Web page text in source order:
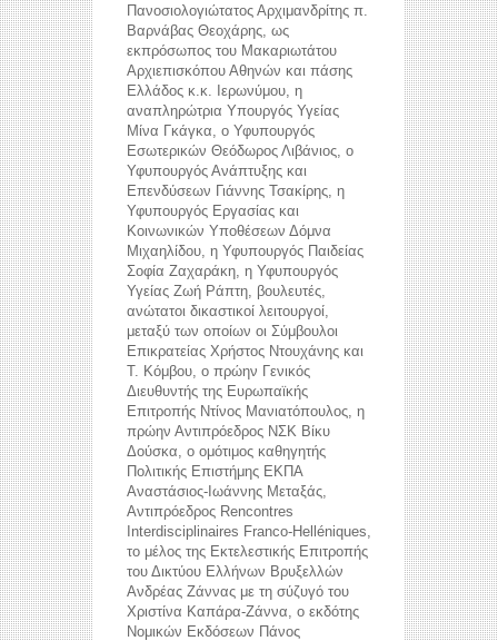
Πανοσιολογιώτατος Αρχιμανδρίτης π.
Βαρνάβας Θεοχάρης, ως
εκπρόσωπος του Μακαριωτάτου
Αρχιεπισκόπου Αθηνών και πάσης
Ελλάδος κ.κ. Ιερωνύμου, η
αναπληρώτρια Υπουργός Υγείας
Μίνα Γκάγκα, ο Υφυπουργός
Εσωτερικών Θεόδωρος Λιβάνιος, ο
Υφυπουργός Ανάπτυξης και
Επενδύσεων Γιάννης Τσακίρης, η
Υφυπουργός Εργασίας και
Κοινωνικών Υποθέσεων Δόμνα
Μιχαηλίδου, η Υφυπουργός Παιδείας
Σοφία Ζαχαράκη, η Υφυπουργός
Υγείας Ζωή Ράπτη, βουλευτές,
ανώτατοι δικαστικοί λειτουργοί,
μεταξύ των οποίων οι Σύμβουλοι
Επικρατείας Χρήστος Ντουχάνης και
Τ. Κόμβου, ο πρώην Γενικός
Διευθυντής της Ευρωπαϊκής
Επιτροπής Ντίνος Μανιατόπουλος, η
πρώην Αντιπρόεδρος ΝΣΚ Βίκυ
Δούσκα, ο ομότιμος καθηγητής
Πολιτικής Επιστήμης ΕΚΠΑ
Αναστάσιος-Ιωάννης Μεταξάς,
Αντιπρόεδρος Rencontres
Interdisciplinaires Franco-Helléniques,
το μέλος της Εκτελεστικής Επιτροπής
του Δικτύου Ελλήνων Βρυξελλών
Ανδρέας Ζάννας με τη σύζυγό του
Χριστίνα Καπάρα-Ζάννα, ο εκδότης
Νομικών Εκδόσεων Πάνος